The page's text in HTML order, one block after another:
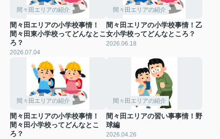
間々田エリアの紹介
間々田エリアの小学校事情！
間々田東小学校ってどんなとこ
ろ？
2026.07.04
間々田エリアの紹介
間々田エリアの小学校事情！乙
女小学校ってどんなところ？
2026.06.18
間々田エリアの紹介
間々田エリアの小学校事情！
間々田小学校ってどんなとこ
ろ？
間々田エリアの紹介
間々田エリアの習い事事情！野
球編
2026.04.26